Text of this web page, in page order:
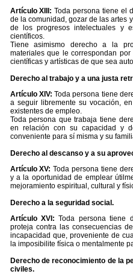
Artículo XIII:Toda persona tiene el
de la comunidad, gozar de las artes
de los progresos intelectuales y
científicos.
Tiene asimismo derecho a la
materiales que le correspondan
científicas y artísticas de que sea
Derecho al trabajo y a una justa
Artículo XIV:Toda persona tiene
a seguir libremente su vocación,
existentes de empleo.
Toda persona que trabaja tiene
en relación con su capacidad y
conveniente para sí misma y su
Derecho al descanso y a su
Artículo XV:Toda persona tiene
y a la oportunidad de emplear
mejoramiento espiritual, cultural y
Derecho a la seguridad social.
Artículo XVI:Toda persona tiene
proteja contra las consecuencias
incapacidad que, proveniente de
la imposibilite física o mentalmente
Derecho de reconocimiento de la
civiles.